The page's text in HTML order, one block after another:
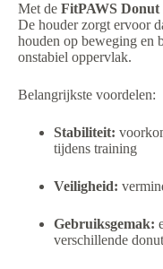
Met de FitPAWS Donut
De houder zorgt ervoor
houden op beweging en
onstabiel oppervlak.
Belangrijkste voordelen:
Stabiliteit:
tijdens training
Veiligheid:
Gebruiksgemak:
verschillende